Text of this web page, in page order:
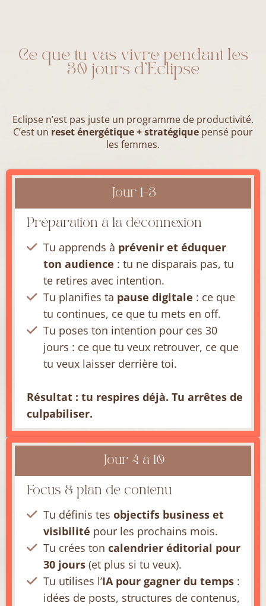
Ce que tu vas vivre pendant les
30 jours d’Eclipse
Eclipse n’est pas juste un programme de productivité.
C’est un reset énergétique + stratégique pensé pour
les femmes.
Jour 1-3
Préparation à la déconnexion
Tu apprends à prévenir et éduquer
ton audience : tu ne disparais pas, tu
te retires avec intention.
Tu planifies ta pause digitale : ce que
tu continues, ce que tu mets en off.
Tu poses ton intention pour ces 30
jours : ce que tu veux retrouver, ce que
tu veux laisser derrière toi.
Résultat : tu respires déjà. Tu arrêtes de
culpabiliser.
Jour 4 à 10
Focus & plan de contenu
Tu définis tes objectifs business et
visibilité pour les prochains mois.
Tu crées ton calendrier éditorial pour
30 jours (et plus si tu veux).
Tu utilises l’IA pour gagner du temps :
idées de posts, structures de contenus,